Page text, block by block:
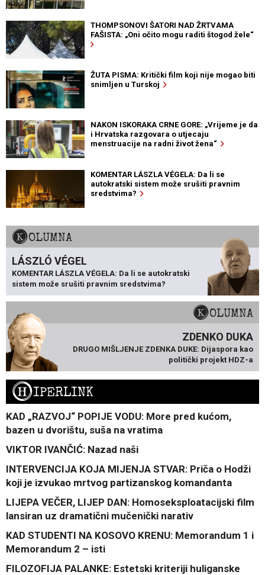
THOMPSONOVI ŠATORI NAD ŽRTVAMA
FAŠISTA: „Oni očito mogu raditi štogod žele“
ŽUTA PISMA: Kritički film koji nije mogao biti
snimljen u Turskoj
NAKON ISKORAKA CRNE GORE: „Vrijeme je da
i Hrvatska razgovara o utjecaju
menstruacije na radni život žena“
KOMENTAR LÁSZLA VÉGELA: Da li se
autokratski sistem može srušiti pravnim
sredstvima?
KOLUMNA
LÁSZLÓ VÉGEL
KOMENTAR LÁSZLA VÉGELA: Da li se autokratski
sistem može srušiti pravnim sredstvima?
KOLUMNA
ZDENKO DUKA
DRUGO MIŠLJENJE ZDENKA DUKE: Dijaspora kao
politički projekt HDZ-a
HIPERLINK
KAD „RAZVOJ“ POPIJE VODU: More pred kućom,
bazen u dvorištu, suša na vratima
VIKTOR IVANČIĆ: Nazad naši
INTERVENCIJA KOJA MIJENJA STVAR: Priča o Hodži
koji je izvukao mrtvog partizanskog komandanta
LIJEPA VEČER, LIJEP DAN: Homoseksploatacijski film
lansiran uz dramatični mučenički narativ
KAD STUDENTI NA KOSOVO KRENU: Memorandum 1 i
Memorandum 2 – isti
FILOZOFIJA PALANKE: Estetski kriteriji huliganske